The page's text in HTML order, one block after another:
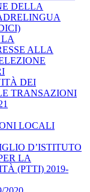
DELLA
LA
ALLA
DEI
TRANSAZIONI
LOCALI
D’ISTITUTO
LA
(PTTI) 2019-